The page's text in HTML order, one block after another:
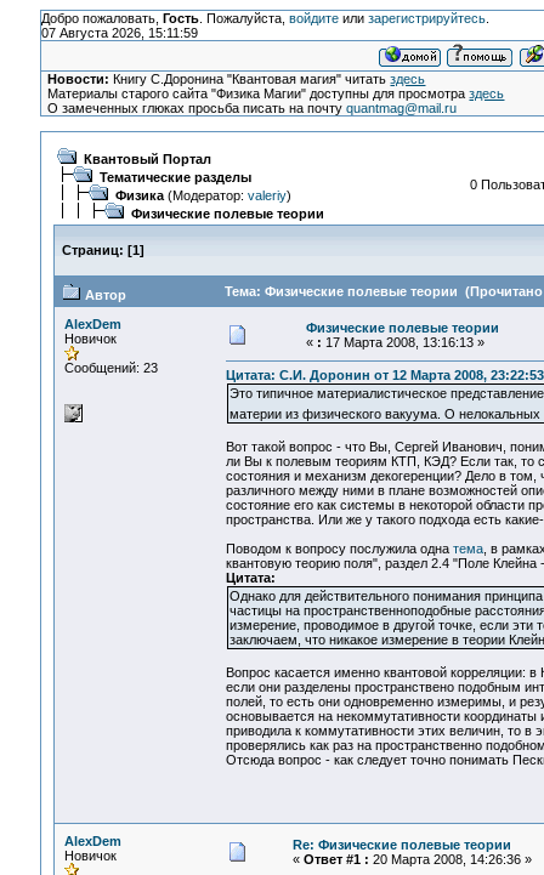
Добро пожаловать, Гость. Пожалуйста, войдитеили зарегистрируйтесь.
07 Августа 2026, 15:11:59
Новости: Книгу С.Доронина "Квантовая магия" читатьздесь
Материалы старого сайта "Физика Магии" доступны для просмотраздесь
О замеченных глюках просьба писать на почтуquantmag@mail.ru
Квантовый Портал
Тематические разделы
Физика(Модератор: valeriy)
Физические полевые теории
0
Страниц: [1]
Автор Тема: Физические полевые теории (Прочитано
AlexDem
Новичок
Сообщений: 23
Физические полевые теории
« : 17 Марта 2008, 13:16:13 »
Цитата: С.И. Доронин от 12 Марта 2008, 23:22:53
Это типичное материалистическое
материи из физического вакуума. О
Вот такой вопрос - что Вы, Сергей Иванович,
ли Вы к полевым теориям КТП, КЭД? Если так, то
состояния и механизм декогеренции? Дело в
различного между ними в плане возможностей
состояние его как системы в некоторой области
пространства. Или же у такого подхода есть
Поводом к вопросу послужила одна тема, в
квантовую теорию поля", раздел 2.4 "Поле
Цитата:
Однако для действительного понимания
частицы на пространственноподобные
измерение, проводимое в другой точке, если
заключаем, что никакое измерение в теории
Вопрос касается именно квантовой
если они разделены пространствено подобным
полей, то есть они одновременно измеримы, и
основывается на некоммутативности
приводила к коммутативности этих величин, то в
проверялись как раз на пространственно
Отсюда вопрос - как следует точно понимать
AlexDem
Новичок
Re: Физические полевые теории
« Ответ #1 : 20 Марта 2008, 14:26:36 »